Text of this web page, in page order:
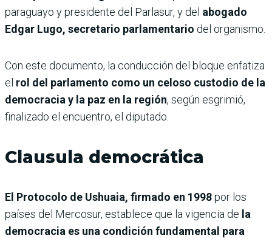
paraguayo y presidente del Parlasur, y del abogado
Edgar Lugo, secretario parlamentario del organismo.
Con este documento, la conducción del bloque enfatiza
el rol del parlamento como un celoso custodio de la
democracia y la paz en la región, según esgrimió,
finalizado el encuentro, el diputado.
Clausula democrática
El Protocolo de Ushuaia, firmado en 1998por los
países del Mercosur, establece que la vigencia de la
democracia es una condición fundamental para